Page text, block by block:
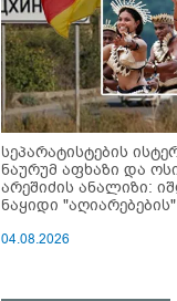
სეპარატისტების
ნაურუმ აფხაზი და
არეშიძის ანალიზი:
ნაყიდი
04.08.2026